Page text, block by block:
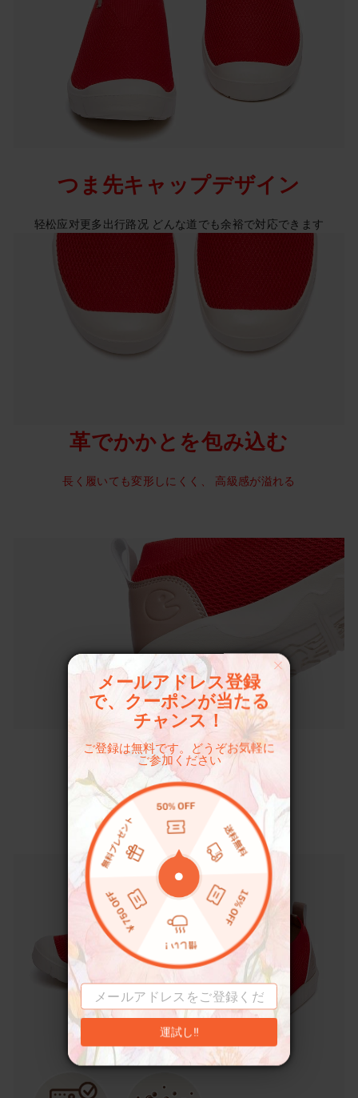
つま先キャップデザイン
轻松应对更多出行路况 どんな道でも余裕で対応できます
革でかかとを包み込む
長く履いても変形しにくく、 高級感が溢れる
クラシックな無地
君の毎日の服にぴったり
メールアドレス登録
で、クーポンが当たる
チャンス！
ご登録は無料です。どうぞお気軽に
ご参加ください
運試し‼